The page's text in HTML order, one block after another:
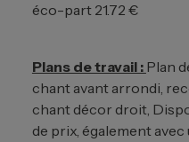
éco-part 21.72 €
Plans de travail : Plan
chant avant arrondi,
chant décor droit,
de prix, également avec